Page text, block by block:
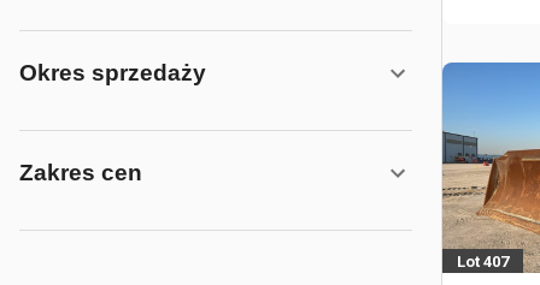
Okres sprzedaży
Zakres cen
Lot 407